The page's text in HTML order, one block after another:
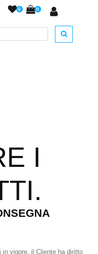
0 0
I
.
in vigore, il Cliente ha diritto